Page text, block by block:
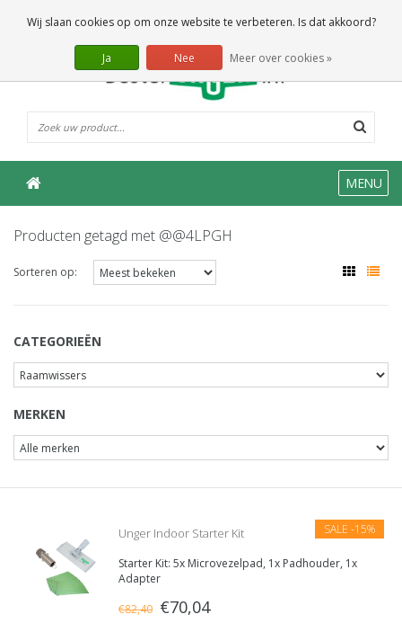
0 Artikelen
MENU
Producten getagd met @@4LPGH
Sorteren op:
CATEGORIEËN
MERKEN
SALE -15%
Unger Indoor Starter Kit
Starter Kit: 5x Microvezelpad, 1x Padhouder, 1x
Adapter
€82,40 €70,04
Wij slaan cookies op om onze website te verbeteren. Is dat akkoord?
Ja Nee Meer over cookies »